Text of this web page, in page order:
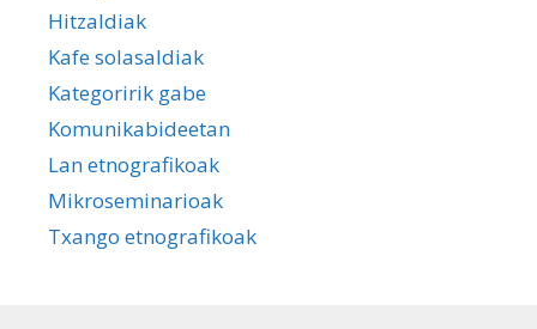
Hitzaldiak
Kafe solasaldiak
Kategoririk gabe
Komunikabideetan
Lan etnografikoak
Mikroseminarioak
Txango etnografikoak